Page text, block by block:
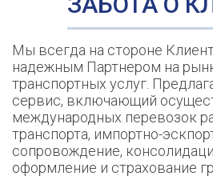
Мы всегда на стороне
надежным Партнером на
транспортных услуг.
сервис, включающий
международных перевозок
транспорта, импортно-
сопровождение,
оформление и страхование